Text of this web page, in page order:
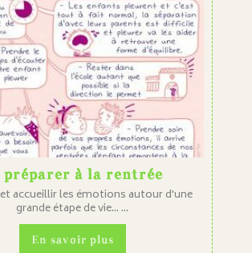
préparer à la rentrée
accueillir les émotions autour d'une
grande étape de vie... ...
En savoir plus